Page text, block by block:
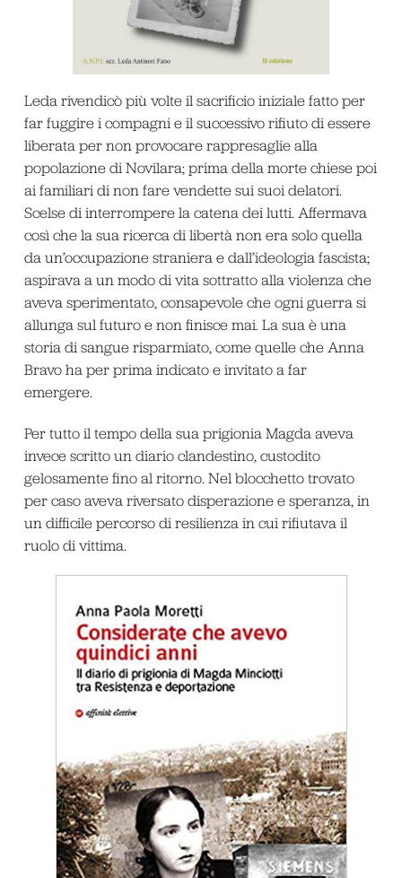
Leda rivendicò più volte il sacrificio iniziale fatto per
far fuggire i compagni e il successivo rifiuto di essere
liberata per non provocare rappresaglie alla
popolazione di Novilara; prima della morte chiese poi
ai familiari di non fare vendette sui suoi delatori.
Scelse di interrompere la catena dei lutti. Affermava
così che la sua ricerca di libertà non era solo quella
da un’occupazione straniera e dall’ideologia fascista;
aspirava a un modo di vita sottratto alla violenza che
aveva sperimentato, consapevole che ogni guerra si
allunga sul futuro e non finisce mai. La sua è una
storia di sangue risparmiato, come quelle che Anna
Bravo ha per prima indicato e invitato a far
emergere.
Per tutto il tempo della sua prigionia Magda aveva
invece scritto un diario clandestino, custodito
gelosamente fino al ritorno. Nel blocchetto trovato
per caso aveva riversato disperazione e speranza, in
un difficile percorso di resilienza in cui rifiutava il
ruolo di vittima.